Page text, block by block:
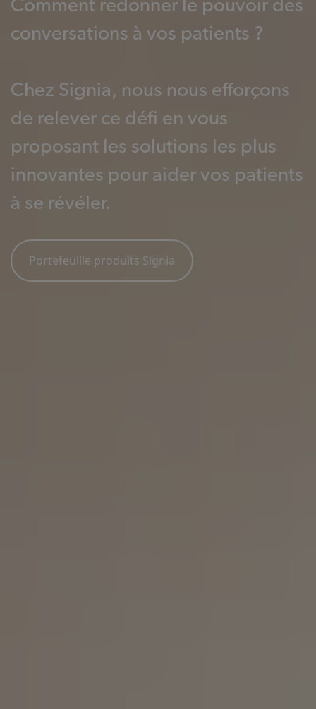
Comment redonner le pouvoir des
conversations à vos patients ?
Chez Signia, nous nous efforçons
de relever ce défi en vous
proposant les solutions les plus
innovantes pour aider vos patients
à se révéler.
Portefeuille produits Signia